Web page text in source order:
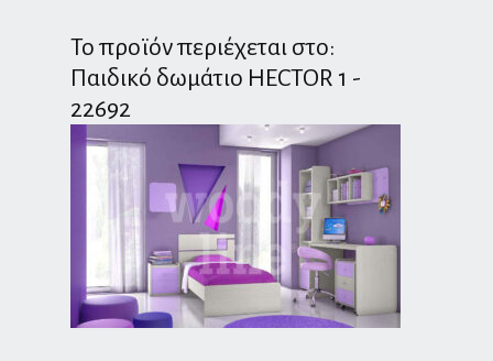
Το προϊόν περιέχεται στο:
Παιδικό δωμάτιο HECTOR 1 -
22692